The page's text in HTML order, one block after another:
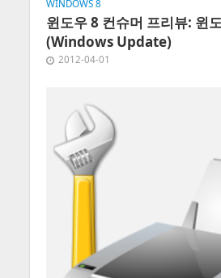
WINDOWS 8
윈도우 8 컨슈머 프리뷰: 윈
(Windows Update)
2012-04-01